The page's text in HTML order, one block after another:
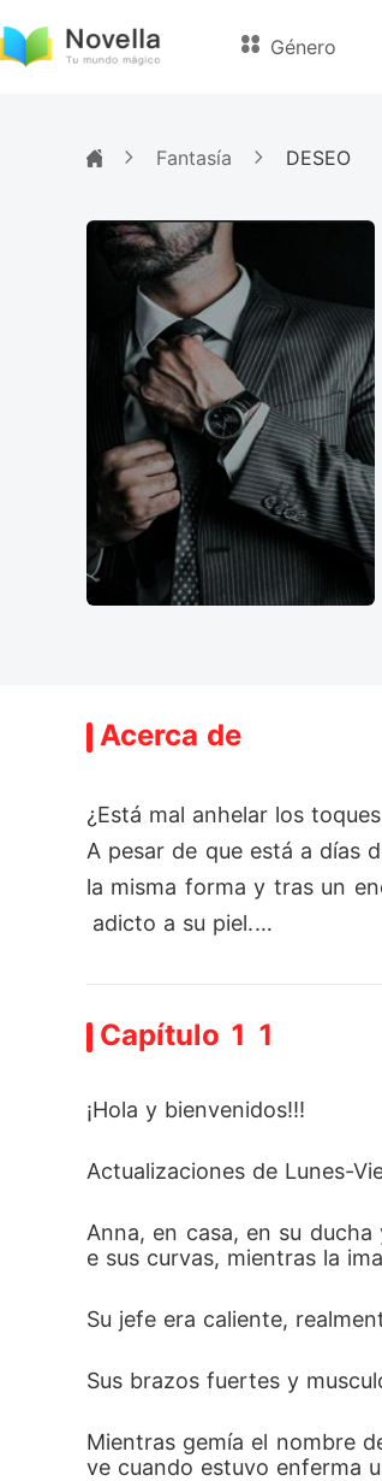
Género
Fantasía DESEO
Acerca de
¿Está mal anhelar los
A pesar de que está a días
la misma forma y tras un
adicto a su piel.
gre los orgasmos son
Capítulo 1 1
¡Hola y bienvenidos!!!
Actualizaciones de Lunes-
Anna, en casa, en su
e sus curvas, mientras la
Su jefe era caliente,
Sus brazos fuertes y
Mientras gemía el nombre
ve cuando estuvo enferma